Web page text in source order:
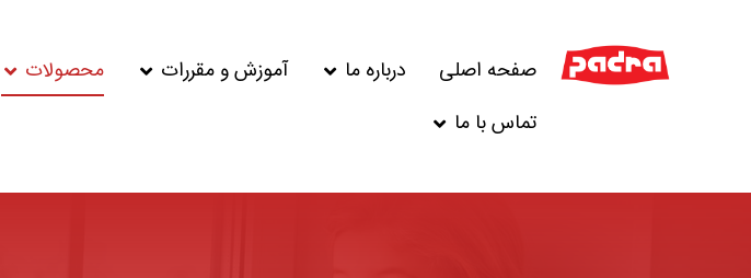
صفحه اصلی درباره ما آموزش و مقررات محصولات
تماس با ما